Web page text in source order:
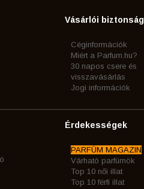
Vásárlói biztonság
Céginformációk
Miért a Parfum.hu?
30 napos csere és
visszavásárlás
Jogi információk
Érdekességek
PARFÜM MAGAZIN
Várható parfümök
Top 10 női illat
Top 10 férfi illat